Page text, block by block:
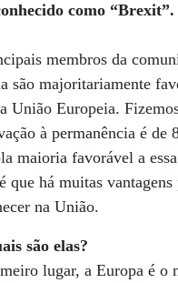
como
membros da
são majoritariamente
União Europeia.
à permanência é de
maioria favorável a
que há muitas
na União.
são elas?
lugar, a Europa é o